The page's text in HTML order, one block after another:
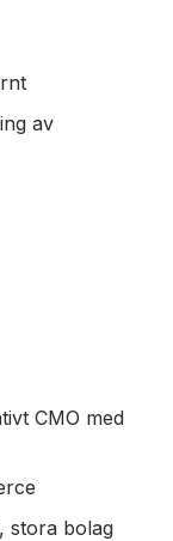
av
CMO med
stora bolag